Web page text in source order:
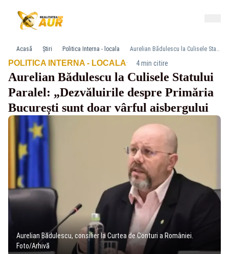
Acasă Știri Politica Interna - locala Aurelian Bădulescu la Culisele Statului Paralel: „Dezvăluirile despre Primăria București sunt doar vârful aisbergului
POLITICA INTERNA - LOCALA· 4 min citire
Aurelian Bădulescu la Culisele Statului
Paralel: „Dezvăluirile despre Primăria
București sunt doar vârful aisbergului
Aurelian Bădulescu, consilier la Curtea de Conturi a României.
Foto/Arhivă